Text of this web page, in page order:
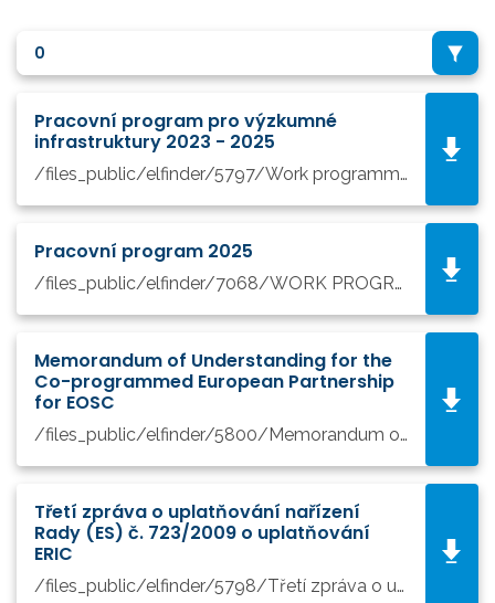
0
Pracovní program pro výzkumné
infrastruktury 2023 - 2025
/files_public/elfinder/5797/Work programme RI 2023 - 2025.pdf
Pracovní program 2025
/files_public/elfinder/7068/WORK PROGRAMME 2025.pdf
Memorandum of Understanding for the
Co-programmed European Partnership
for EOSC
/files_public/elfinder/5800/Memorandum of Understanding for the EOSC Partnership.pdf
Třetí zpráva o uplatňování nařízení
Rady (ES) č. 723/2009 o uplatňování
ERIC
/files_public/elfinder/5798/Třetí zpráva o uplatňování nařízení Rady (ES) č. 7232009 o ERIC.pdf